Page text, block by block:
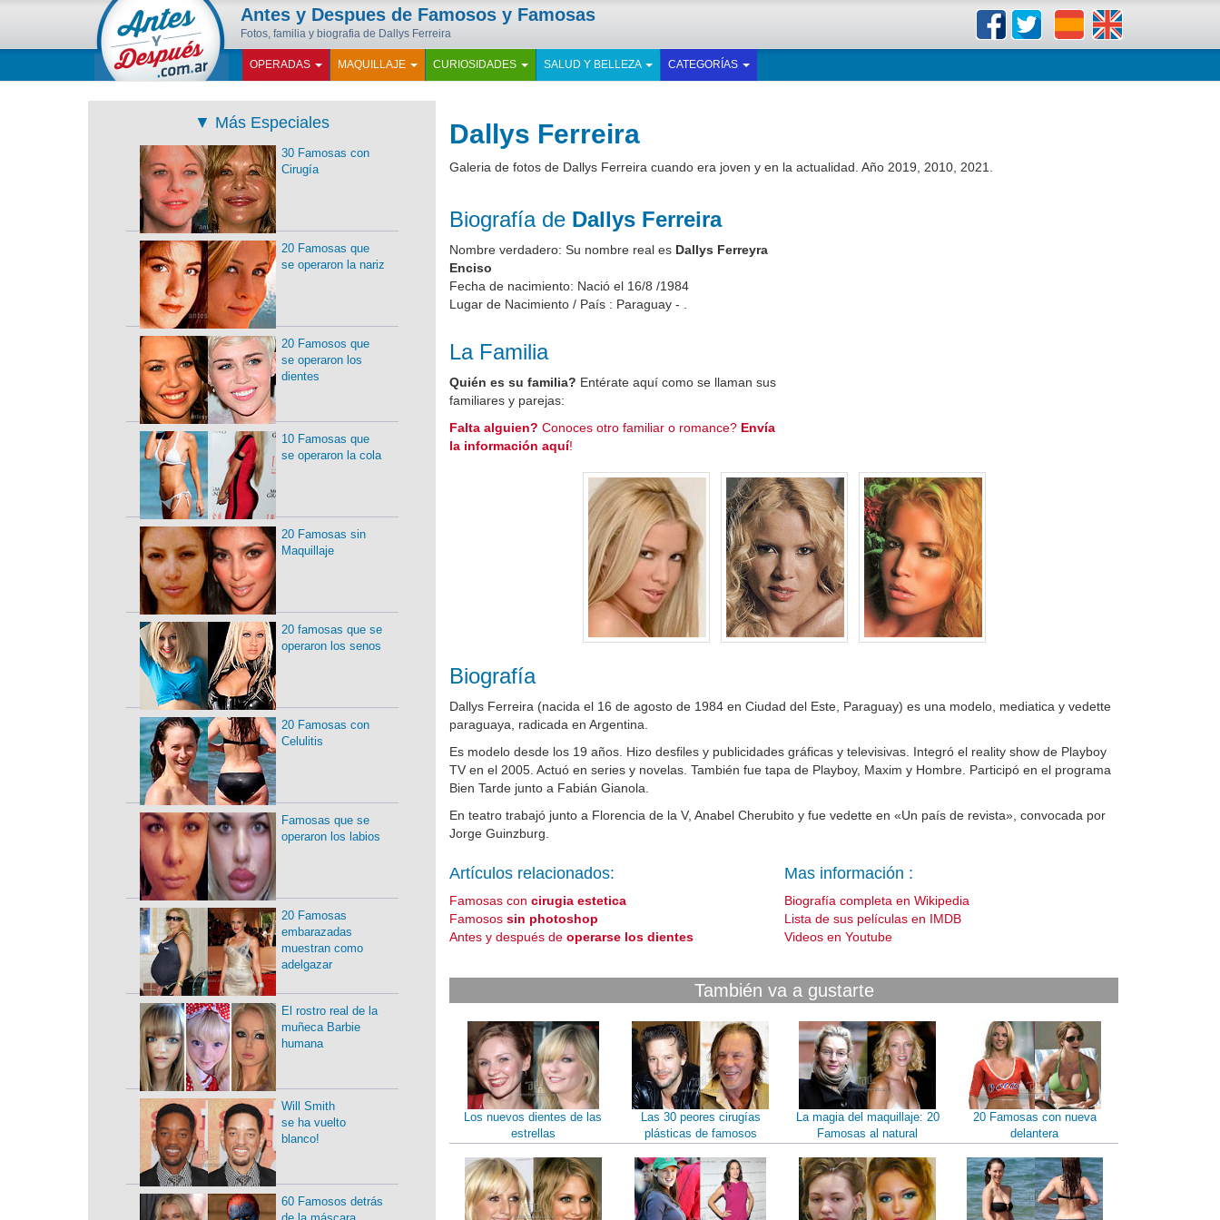
Antes y Despues de Famosos y Famosas
Fotos, familia y biografia de Dallys Ferreira
OPERADAS MAQUILLAJE CURIOSIDADES SALUD Y BELLEZA CATEGORÍAS
Dallys Ferreira
Galeria de fotos de Dallys Ferreira cuando era joven y en la actualidad. Año 2019, 2010, 2021.
Biografía de Dallys Ferreira
Nombre verdadero: Su nombre real es Dallys Ferreyra
Enciso
Fecha de nacimiento: Nació el 16/8 /1984
Lugar de Nacimiento / País : Paraguay - .
La Familia
Quién es su familia? Entérate aquí como se llaman sus
familiares y parejas:
Falta alguien? Conoces otro familiar o romance? Envía
la información aquí!
Biografía
Dallys Ferreira (nacida el 16 de agosto de 1984 en Ciudad del Este, Paraguay) es una modelo, mediatica y vedette
paraguaya, radicada en Argentina.
Es modelo desde los 19 años. Hizo desfiles y publicidades gráficas y televisivas. Integró el reality show de Playboy
TV en el 2005. Actuó en series y novelas. También fue tapa de Playboy, Maxim y Hombre. Participó en el programa
Bien Tarde junto a Fabián Gianola.
En teatro trabajó junto a Florencia de la V, Anabel Cherubito y fue vedette en «Un país de revista», convocada por
Jorge Guinzburg.
Artículos relacionados:
Famosas concirugia estetica
Famosossin photoshop
Antes y después deoperarse los dientes
Mas información :
Biografía completa en Wikipedia
Lista de sus películas en IMDB
Videos en Youtube
También va a gustarte
Los nuevos dientes de las
estrellas
Las 30 peores cirugías
plásticas de famosos
La magia del maquillaje: 20
Famosas al natural
20 Famosas con nueva
delantera
▼ Más Especiales
30 Famosas con
Cirugía
20 Famosas que
se operaron la nariz
20 Famosos que
se operaron los
dientes
10 Famosas que
se operaron la cola
20 Famosas sin
Maquillaje
20 famosas que se
operaron los senos
20 Famosas con
Celulitis
Famosas que se
operaron los labios
20 Famosas
embarazadas
muestran como
adelgazar
El rostro real de la
muñeca Barbie
humana
Will Smith
se ha vuelto
blanco!
60 Famosos detrás